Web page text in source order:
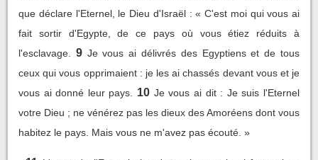
que déclare l'Eternel, le Dieu d'Israël : « C'est moi qui vous ai
fait sortir d'Egypte, de ce pays où vous étiez réduits à
l'esclavage.
9 Je vous ai délivrés des Egyptiens et de tous
ceux qui vous opprimaient : je les ai chassés devant vous et je
vous ai donné leur pays.
10 Je vous ai dit : Je suis l'Eternel
votre Dieu ; ne vénérez pas les dieux des Amoréens dont vous
habitez le pays. Mais vous ne m'avez pas écouté. »